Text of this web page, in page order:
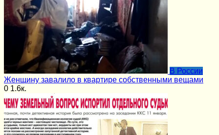
В России
Женщину завалило в квартире собственными вещами
0 1.6к.